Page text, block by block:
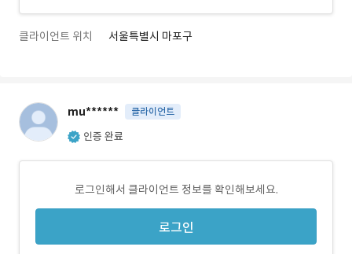
클라이언트 위치 서울특별시 마포구
mu****** 클라이언트
인증 완료
로그인해서 클라이언트 정보를 확인해보세요.
로그인